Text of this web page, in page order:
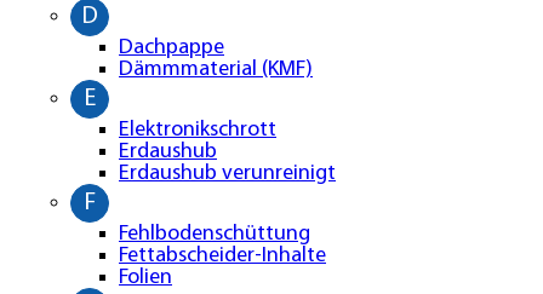
D
Dachpappe
Dämmmaterial (KMF)
E
Elektronikschrott
Erdaushub
Erdaushub verunreinigt
F
Fehlbodenschüttung
Fettabscheider-Inhalte
Folien